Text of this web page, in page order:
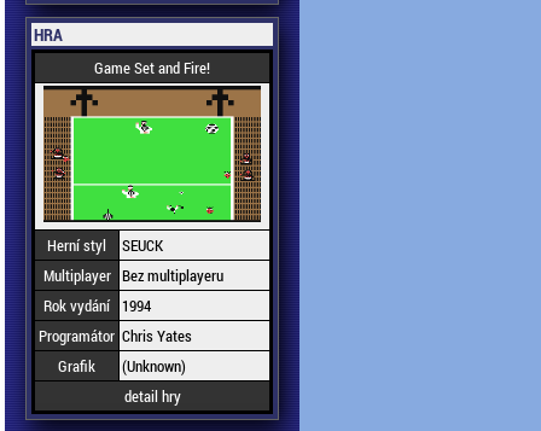
HRA
Game Set and Fire!
Herní styl
SEUCK
Multiplayer Bez multiplayeru
Rok vydání
1994
Programátor Chris Yates
Grafik
(Unknown)
detail hry